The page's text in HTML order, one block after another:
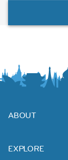
ABOUT
EXPLORE